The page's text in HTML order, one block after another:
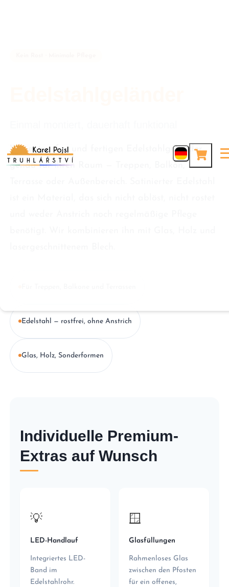
Wir entwerfen und fertigen Edelstahlgeländer
genau für Ihren Raum — Treppen, Balkon,
Edelstahl — rostfrei, ohne Anstrich
Glas, Holz, Sonderformen
Individuelle Premium-
Extras auf Wunsch
💡
LED-Handlauf
Integriertes LED-
Band im
Edelstahlrohr.
🪟
Glasfüllungen
Rahmenloses Glas
zwischen den Pfosten
für ein offenes,